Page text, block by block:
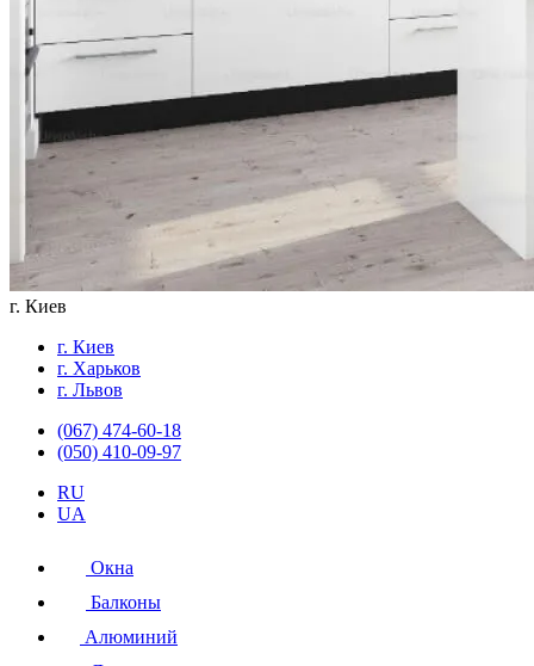
г. Киев
г. Киев
г. Харьков
г. Львов
(067) 474-60-18
(050) 410-09-97
RU
UA
Окна
Балконы
Алюминий